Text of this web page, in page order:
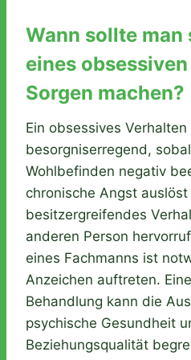
Wann sollte man
eines
Sorgen machen?
Ein obsessives Verhalten
besorgniserregend,
Wohlbefinden negativ
chronische Angst
besitzergreifendes
anderen Person
eines Fachmanns ist
Anzeichen auftreten.
Behandlung kann die
psychische Gesundheit
Beziehungsqualität